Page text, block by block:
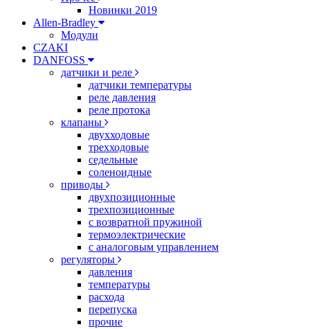
Новинки 2019
Allen-Bradley
Модули
CZAKI
DANFOSS
датчики и реле
датчики температуры
реле давления
реле протока
клапаны
двухходовые
трехходовые
седельные
соленоидные
приводы
двухпозиционные
трехпозиционные
с возвратной пружиной
термоэлектрические
с аналоговым управлением
регуляторы
давления
температуры
расхода
перепуска
прочие